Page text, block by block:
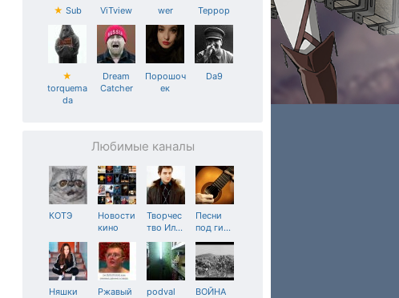
★ Sub ViTview wer Teppop
★
torquema
da
Dream
Catcher
Порошоч
ек
Da9
Любимые каналы
КОТЭ
Новости
кино
Творчес
тво Ил…
Песни
под ги…
Няшки Ржавый podval ВОЙНА